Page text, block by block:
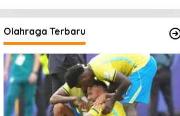
Olahraga Terbaru